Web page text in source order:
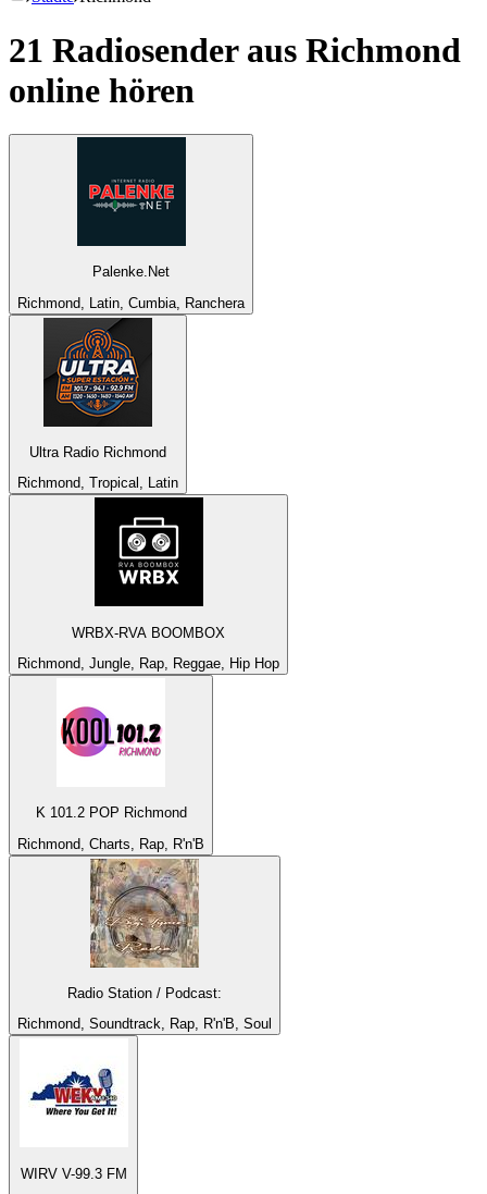
21 Radiosender aus Richmond
online hören
Palenke.Net
Richmond, Latin, Cumbia, Ranchera
Ultra Radio Richmond
Richmond, Tropical, Latin
WRBX-RVA BOOMBOX
Richmond, Jungle, Rap, Reggae, Hip Hop
K 101.2 POP Richmond
Richmond, Charts, Rap, R'n'B
Radio Station / Podcast:
Richmond, Soundtrack, Rap, R'n'B, Soul
WIRV V-99.3 FM